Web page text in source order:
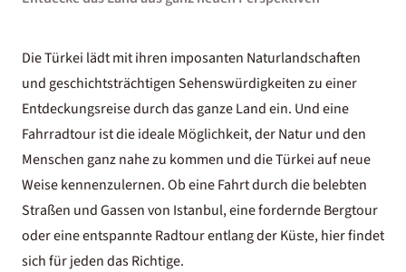
Die Türkei lädt mit ihren imposanten Naturlandschaften
und geschichtsträchtigen Sehenswürdigkeiten zu einer
Entdeckungsreise durch das ganze Land ein. Und eine
Fahrradtour ist die ideale Möglichkeit, der Natur und den
Menschen ganz nahe zu kommen und die Türkei auf neue
Weise kennenzulernen. Ob eine Fahrt durch die belebten
Straßen und Gassen von Istanbul, eine fordernde Bergtour
oder eine entspannte Radtour entlang der Küste, hier findet
sich für jeden das Richtige.